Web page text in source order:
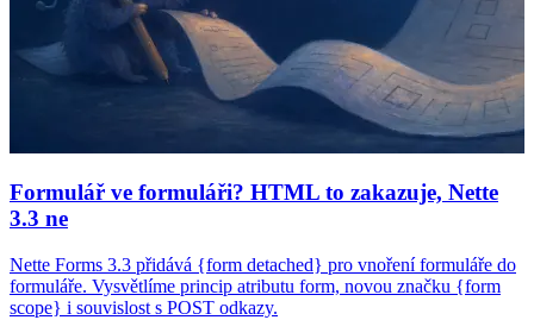
Formulář ve formuláři? HTML to zakazuje, Nette
3.3 ne
Nette Forms 3.3 přidává {form detached} pro vnoření formuláře do
formuláře. Vysvětlíme princip atributu form, novou značku {form
scope} i souvislost s POST odkazy.